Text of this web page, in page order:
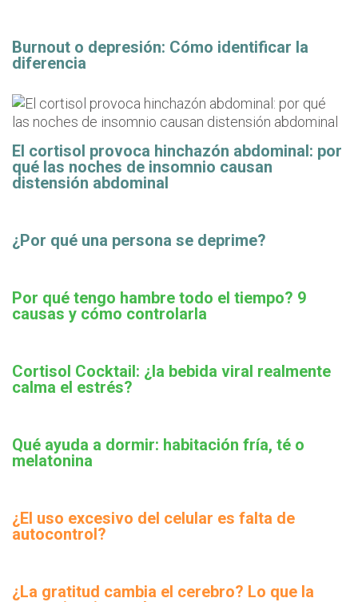
Burnout o depresión: Cómo identificar la
diferencia
El cortisol provoca hinchazón abdominal: por
qué las noches de insomnio causan
distensión abdominal
¿Por qué una persona se deprime?
Por qué tengo hambre todo el tiempo? 9
causas y cómo controlarla
Cortisol Cocktail: ¿la bebida viral realmente
calma el estrés?
Qué ayuda a dormir: habitación fría, té o
melatonina
¿El uso excesivo del celular es falta de
autocontrol?
¿La gratitud cambia el cerebro? Lo que la